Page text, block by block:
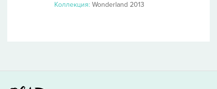
Коллекция: Wonderland 2013